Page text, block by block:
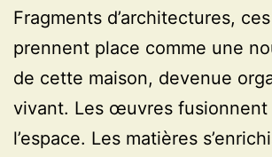
Fragments d’architectures,
prennent place comme une
de cette maison, devenue
vivant. Les œuvres fusionnent
l’espace. Les matières